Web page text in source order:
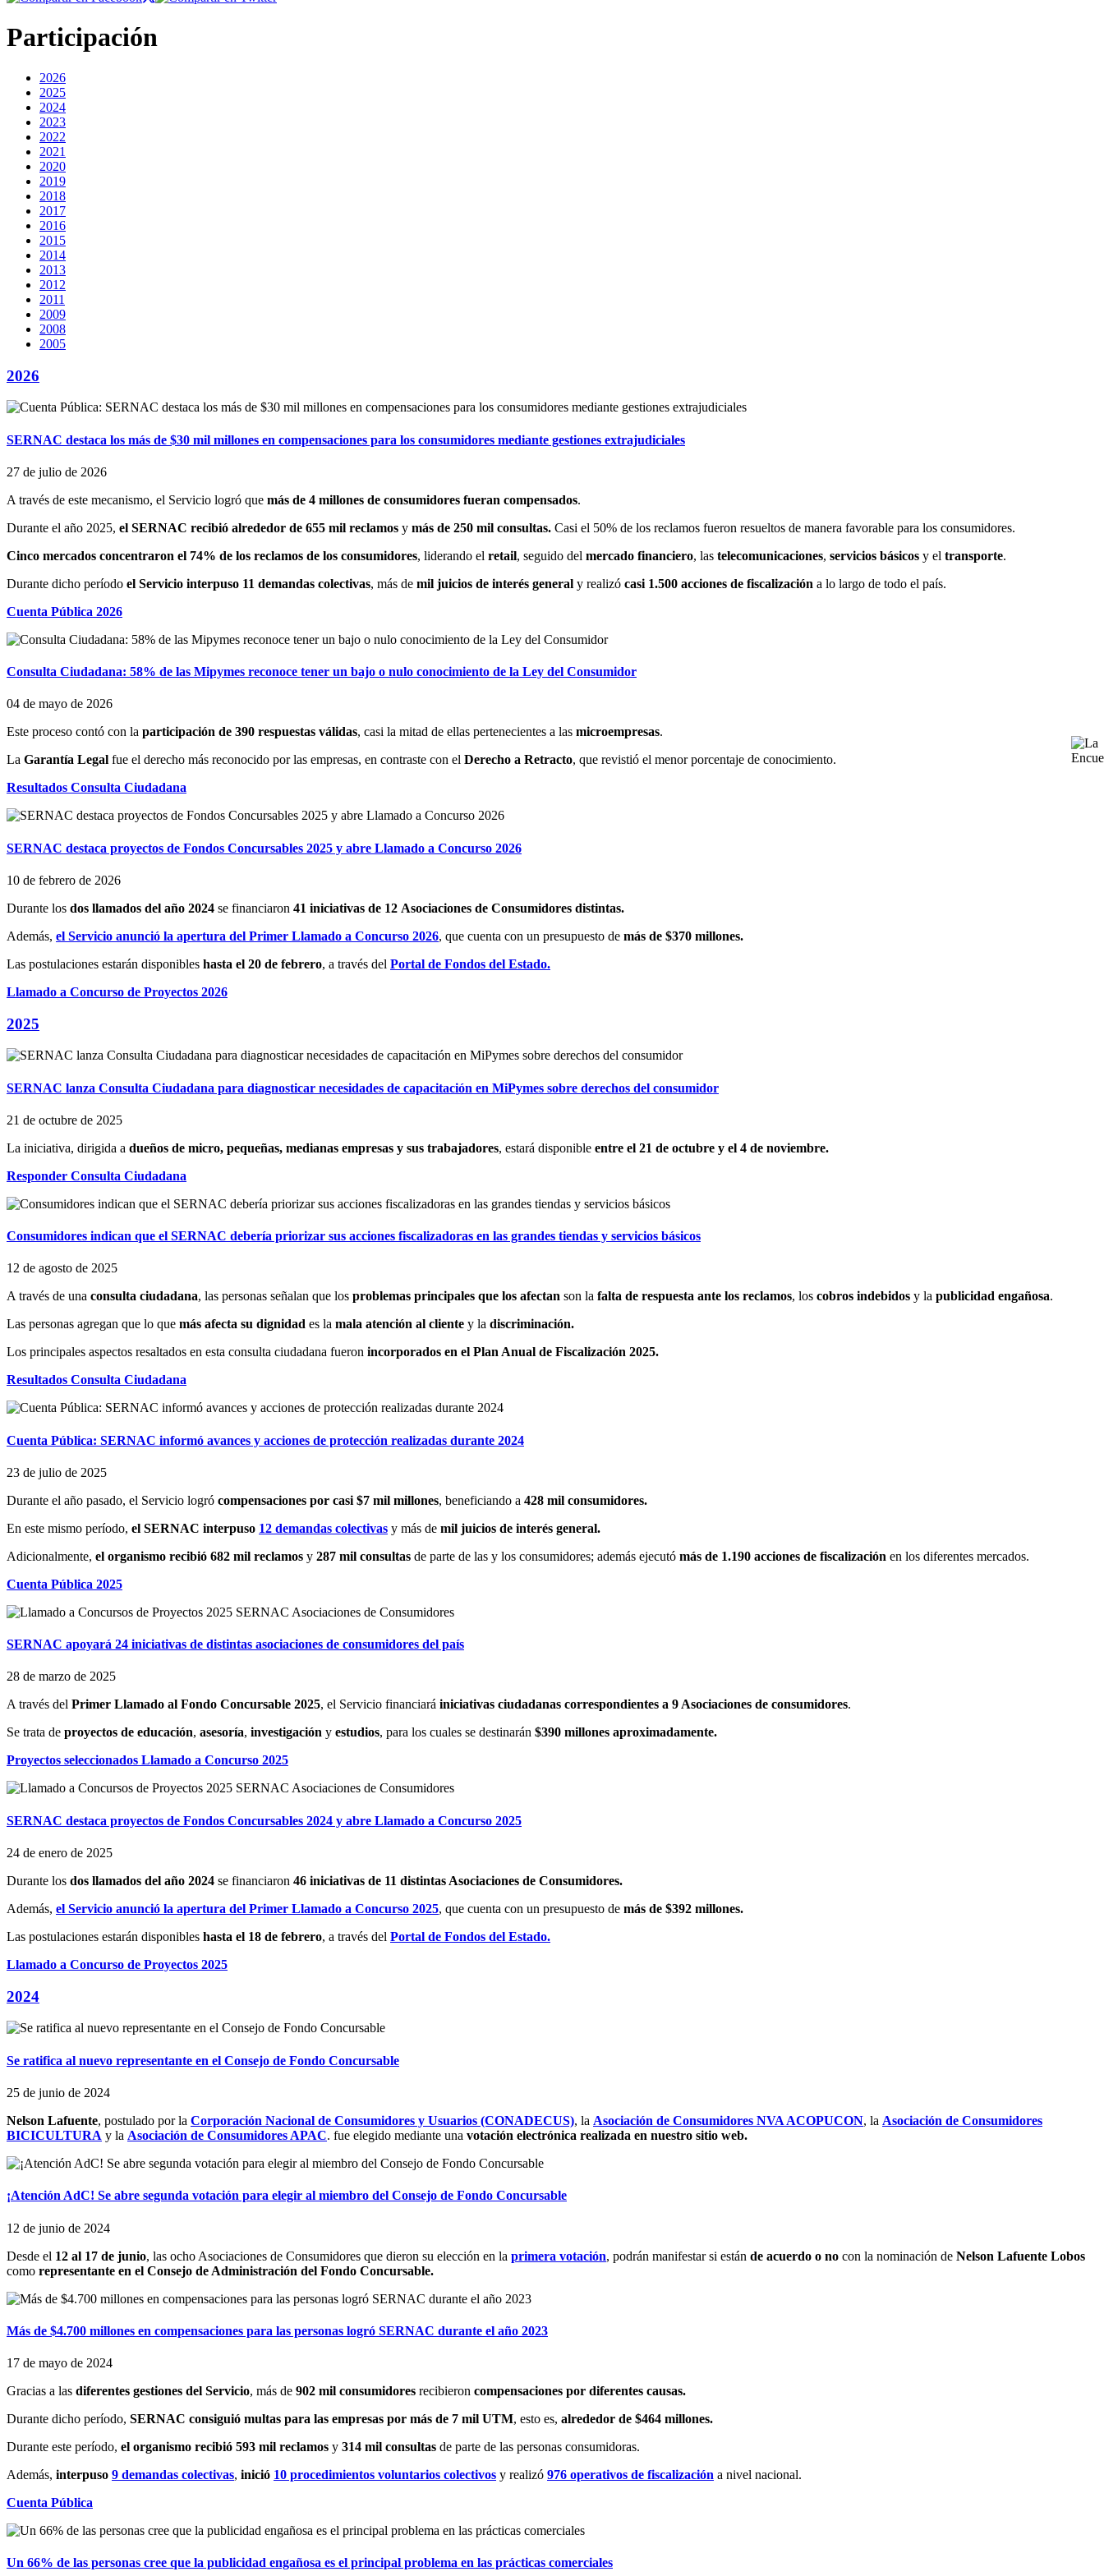
Participación
2026
2025
2024
2023
2022
2021
2020
2019
2018
2017
2016
2015
2014
2013
2012
2011
2009
2008
2005
2026
SERNAC destaca los más de $30 mil millones en compensaciones para los consumidores mediante gestiones extrajudiciales
27 de julio de 2026
A través de este mecanismo, el Servicio logró que más de 4 millones de consumidores fueran compensados.
Durante el año 2025, el SERNAC recibió alrededor de 655 mil reclamos y más de 250 mil consultas. Casi el 50% de los reclamos fueron resueltos de manera favorable para los consumidores.
Cinco mercados concentraron el 74% de los reclamos de los consumidores, liderando el retail, seguido del mercado financiero, las telecomunicaciones, servicios básicos y el transporte.
Durante dicho período el Servicio interpuso 11 demandas colectivas, más de mil juicios de interés general y realizó casi 1.500 acciones de fiscalización a lo largo de todo el país.
Cuenta Pública 2026
Consulta Ciudadana: 58% de las Mipymes reconoce tener un bajo o nulo conocimiento de la Ley del Consumidor
04 de mayo de 2026
Este proceso contó con la participación de 390 respuestas válidas, casi la mitad de ellas pertenecientes a las microempresas.
La Garantía Legal fue el derecho más reconocido por las empresas, en contraste con el Derecho a Retracto, que revistió el menor porcentaje de conocimiento.
Resultados Consulta Ciudadana
SERNAC destaca proyectos de Fondos Concursables 2025 y abre Llamado a Concurso 2026
10 de febrero de 2026
Durante los dos llamados del año 2024 se financiaron 41 iniciativas de 12 Asociaciones de Consumidores distintas.
Además, el Servicio anunció la apertura del Primer Llamado a Concurso 2026, que cuenta con un presupuesto de más de $370 millones.
Las postulaciones estarán disponibles hasta el 20 de febrero, a través del Portal de Fondos del Estado.
Llamado a Concurso de Proyectos 2026
2025
SERNAC lanza Consulta Ciudadana para diagnosticar necesidades de capacitación en MiPymes sobre derechos del consumidor
21 de octubre de 2025
La iniciativa, dirigida a dueños de micro, pequeñas, medianas empresas y sus trabajadores, estará disponible entre el 21 de octubre y el 4 de noviembre.
Responder Consulta Ciudadana
Consumidores indican que el SERNAC debería priorizar sus acciones fiscalizadoras en las grandes tiendas y servicios básicos
12 de agosto de 2025
A través de una consulta ciudadana, las personas señalan que los problemas principales que los afectan son la falta de respuesta ante los reclamos, los cobros indebidos y la publicidad engañosa.
Las personas agregan que lo que más afecta su dignidad es la mala atención al cliente y la discriminación.
Los principales aspectos resaltados en esta consulta ciudadana fueron incorporados en el Plan Anual de Fiscalización 2025.
Resultados Consulta Ciudadana
Cuenta Pública: SERNAC informó avances y acciones de protección realizadas durante 2024
23 de julio de 2025
Durante el año pasado, el Servicio logró compensaciones por casi $7 mil millones, beneficiando a 428 mil consumidores.
En este mismo período, el SERNAC interpuso 12 demandas colectivas y más de mil juicios de interés general.
Adicionalmente, el organismo recibió 682 mil reclamos y 287 mil consultas de parte de las y los consumidores; además ejecutó más de 1.190 acciones de fiscalización en los diferentes mercados.
Cuenta Pública 2025
SERNAC apoyará 24 iniciativas de distintas asociaciones de consumidores del país
28 de marzo de 2025
A través del Primer Llamado al Fondo Concursable 2025, el Servicio financiará iniciativas ciudadanas correspondientes a 9 Asociaciones de consumidores.
Se trata de proyectos de educación, asesoría, investigación y estudios, para los cuales se destinarán $390 millones aproximadamente.
Proyectos seleccionados Llamado a Concurso 2025
SERNAC destaca proyectos de Fondos Concursables 2024 y abre Llamado a Concurso 2025
24 de enero de 2025
Durante los dos llamados del año 2024 se financiaron 46 iniciativas de 11 distintas Asociaciones de Consumidores.
Además, el Servicio anunció la apertura del Primer Llamado a Concurso 2025, que cuenta con un presupuesto de más de $392 millones.
Las postulaciones estarán disponibles hasta el 18 de febrero, a través del Portal de Fondos del Estado.
Llamado a Concurso de Proyectos 2025
2024
Se ratifica al nuevo representante en el Consejo de Fondo Concursable
25 de junio de 2024
Nelson Lafuente, postulado por la Corporación Nacional de Consumidores y Usuarios (CONADECUS), la Asociación de Consumidores NVA ACOPUCON, la Asociación de Consumidores
BICICULTURA y la Asociación de Consumidores APAC. fue elegido mediante una votación electrónica realizada en nuestro sitio web.
¡Atención AdC! Se abre segunda votación para elegir al miembro del Consejo de Fondo Concursable
12 de junio de 2024
Desde el 12 al 17 de junio, las ocho Asociaciones de Consumidores que dieron su elección en la primera votación, podrán manifestar si están de acuerdo o no con la nominación de Nelson Lafuente Lobos
como representante en el Consejo de Administración del Fondo Concursable.
Más de $4.700 millones en compensaciones para las personas logró SERNAC durante el año 2023
17 de mayo de 2024
Gracias a las diferentes gestiones del Servicio, más de 902 mil consumidores recibieron compensaciones por diferentes causas.
Durante dicho período, SERNAC consiguió multas para las empresas por más de 7 mil UTM, esto es, alrededor de $464 millones.
Durante este período, el organismo recibió 593 mil reclamos y 314 mil consultas de parte de las personas consumidoras.
Además, interpuso 9 demandas colectivas, inició 10 procedimientos voluntarios colectivos y realizó 976 operativos de fiscalización a nivel nacional.
Cuenta Pública
Un 66% de las personas cree que la publicidad engañosa es el principal problema en las prácticas comerciales